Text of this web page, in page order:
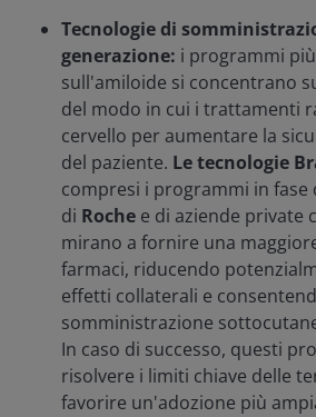
Tecnologie di
generazione: i programmi
sull'amiloide si concentrano
del modo in cui i trattamenti
cervello per aumentare la
del paziente. Le tecnologie
compresi i programmi in fase
di Roche e di aziende private
mirano a fornire una
farmaci, riducendo
effetti collaterali e
somministrazione
In caso di successo, questi
risolvere i limiti chiave delle
favorire un'adozione più